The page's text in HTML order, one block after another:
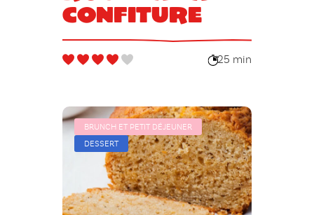
confiture
25 min
BRUNCH ET PETIT DÉJEUNER
DESSERT